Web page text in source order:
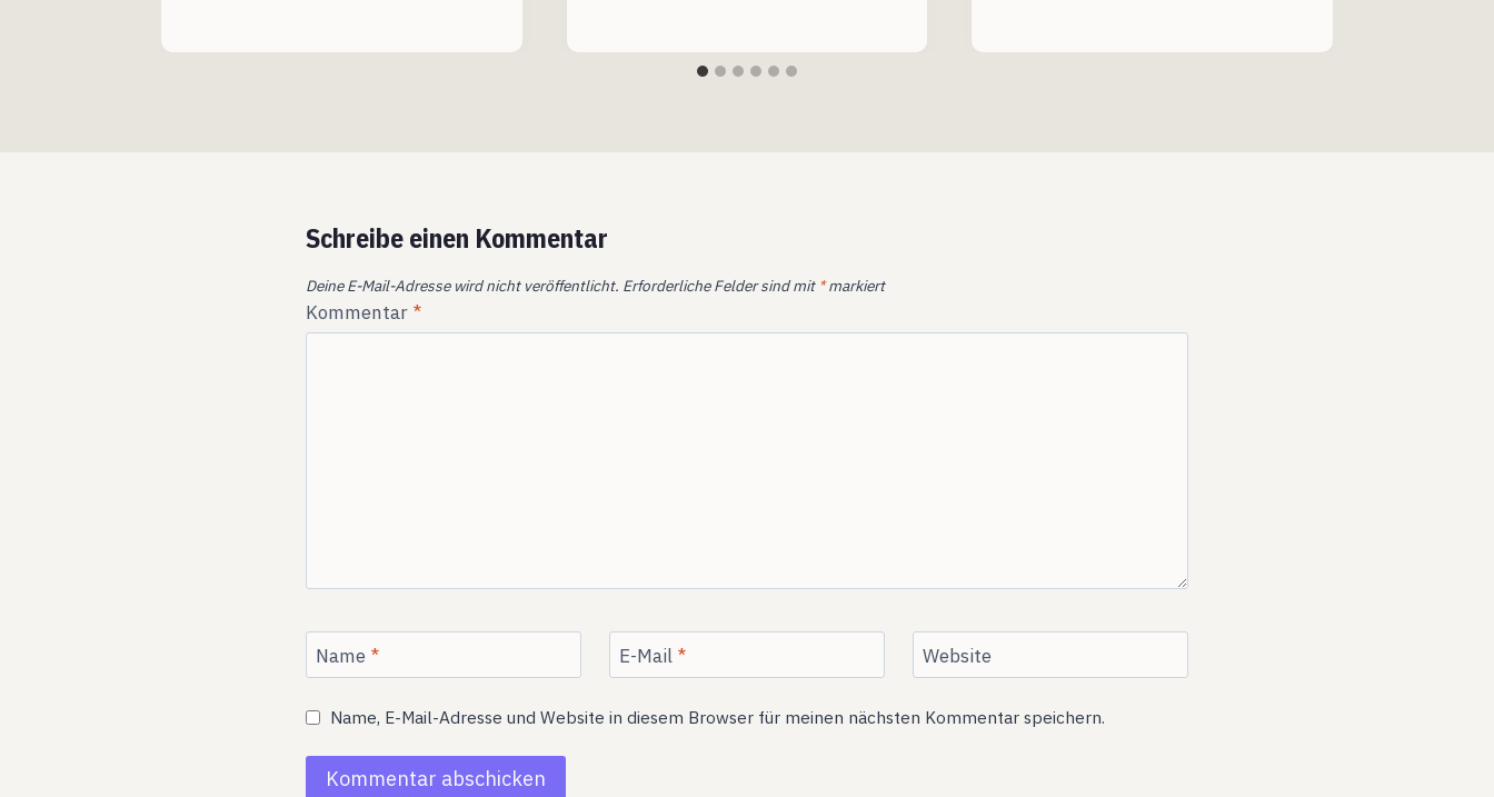
Schreibe einen Kommentar
Deine E-Mail-Adresse wird nicht veröffentlicht. Erforderliche Felder sind mit *markiert
Kommentar *
Name * E-Mail * Website
Name, E-Mail-Adresse und Website in diesem Browser für meinen nächsten Kommentar speichern.